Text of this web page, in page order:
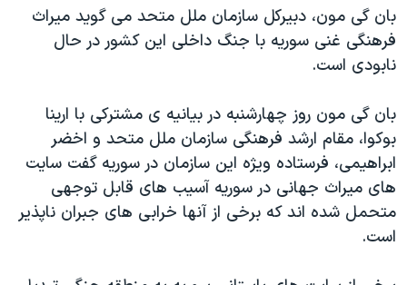
آرشیو پخش زنده
مجموعه مستندهای دادخواهی
تریبونال مردمی آبان ۹۸
چهل سال گروگان‌گیری
قانون شفافیت دارائی کادر رهبری ایران
اعتراضات مردمی آبان ۹۸
بان گی مون، دبیرکل سازمان ملل متحد می گوید میراث
فرهنگی غنی سوریه با جنگ داخلی این کشور در حال
نابودی است.
بان گی مون روز چهارشنبه در بیانیه ی مشترکی با ارینا
بوکوا، مقام ارشد فرهنگی سازمان ملل متحد و اخضر
ابراهیمی، فرستاده ویژه این سازمان در سوریه گفت سایت
های میراث جهانی در سوریه آسیب های قابل توجهی
متحمل شده اند که برخی از آنها خرابی های جبران ناپذیر
است.